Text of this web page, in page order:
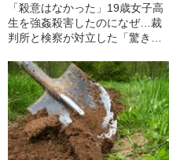
「殺意はなかった」19歳女子高
生を強姦殺害したのになぜ…裁
判所と検察が対立した「驚きの